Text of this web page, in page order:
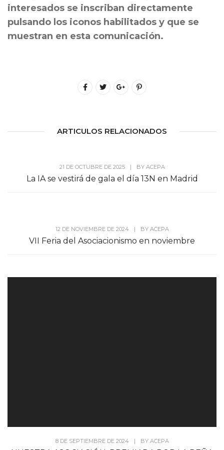
interesados se inscriban directamente
pulsando los iconos habilitados y que se
muestran en esta comunicación.
ARTICULOS RELACIONADOS
21 DE OCTUBRE DE 2025 | BY ACEPA
La IA se vestirá de gala el día 13N en Madrid
12 DE NOVIEMBRE DE 2024 | BY ACEPA
VII Feria del Asociacionismo en noviembre
8 DE SEPTIEMBRE DE 2024 | BY ACEPA